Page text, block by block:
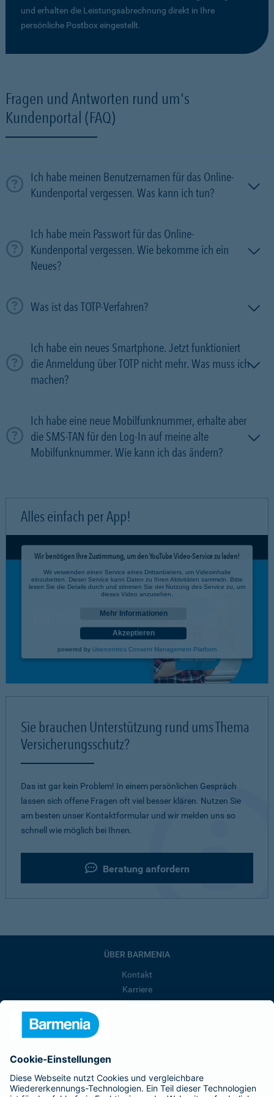
und erhalten die Leistungsabrechnung direkt in Ihre
persönliche Postbox eingestellt.
Fragen und Antworten rund um's
Kundenportal (FAQ)
Ich habe meinen Benutzernamen für das Online-
Kundenportal vergessen. Was kann ich tun?
Ich habe mein Passwort für das Online-
Kundenportal vergessen. Wie bekomme ich ein
Neues?
Was ist das TOTP-Verfahren?
Ich habe ein neues Smartphone. Jetzt funktioniert
die Anmeldung über TOTP nicht mehr. Was muss ich
machen?
Ich habe eine neue Mobilfunknummer, erhalte aber
die SMS-TAN für den Log-In auf meine alte
Mobilfunknummer. Wie kann ich das ändern?
Alles einfach per App!
Wir benötigen Ihre Zustimmung, um den YouTube Video-Service zu laden!
Wir verwenden einen Service eines Drittanbieters, um Videoinhalte
einzubetten. Dieser Service kann Daten zu Ihren Aktivitäten sammeln. Bitte
lesen Sie die Details durch und stimmen Sie der Nutzung des Service zu, um
dieses Video anzusehen.
Mehr Informationen
Akzeptieren
powered by Usercentrics Consent Management Platform
Sie brauchen Unterstützung rund ums Thema
Versicherungsschutz?
Das ist gar kein Problem! In einem persönlichen Gespräch
lassen sich offene Fragen oft viel besser klären. Nutzen Sie
am besten unser Kontaktformular und wir melden uns so
schnell wie möglich bei Ihnen.
Beratung anfordern
ÜBER BARMENIA
Kontakt
Karriere
Barmenia ist Teil der BarmeniaGothaer
BELIEBTE SEITEN